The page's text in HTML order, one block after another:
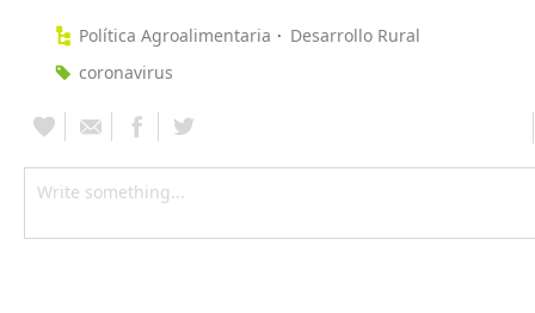
Política Agroalimentaria
Desarrollo Rural
coronavirus